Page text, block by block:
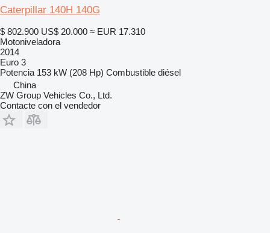
Caterpillar 140H 140G
$ 802.900 US$ 20.000 ≈ EUR 17.310
Motoniveladora
2014
Euro 3
Potencia 153 kW (208 Hp) Combustible diésel
China
ZW Group Vehicles Co., Ltd.
Contacte con el vendedor